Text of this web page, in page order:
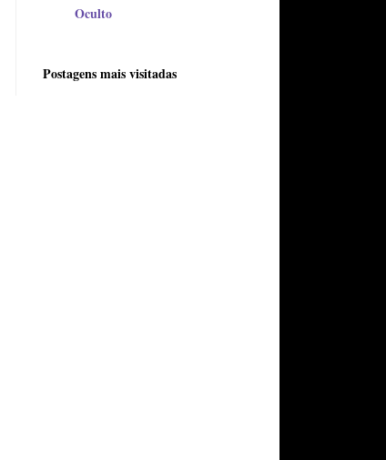
Oculto
Postagens mais visitadas